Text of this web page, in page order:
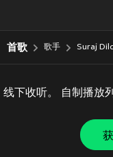
首歌 歌手 Suraj
线下收听。 自制播放